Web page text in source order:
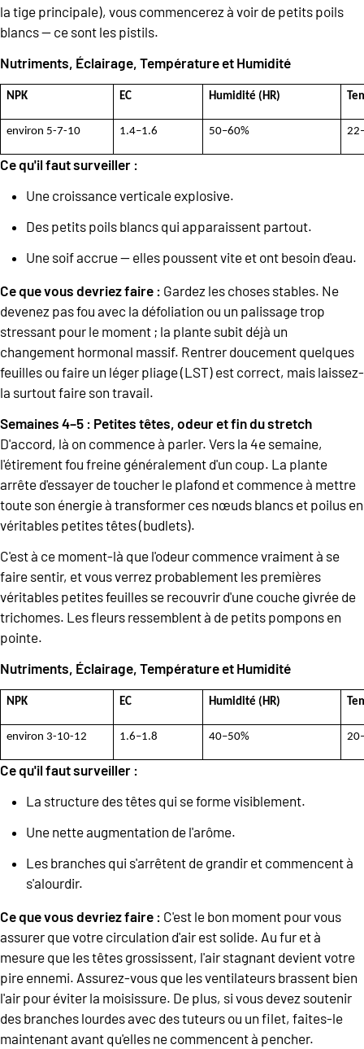
la tige principale), vous commencerez à voir de petits poils
blancs — ce sont les pistils.
Nutriments, Éclairage, Température et Humidité
NPK EC Humidité (HR)
environ 5-7-10 1.4–1.6 50–60%
Ce qu'il faut surveiller :
Une croissance verticale explosive.
Des petits poils blancs qui apparaissent partout.
Une soif accrue — elles poussent vite et ont besoin d'eau.
Ce que vous devriez faire : Gardez les choses stables. Ne
devenez pas fou avec la défoliation ou un palissage trop
stressant pour le moment ; la plante subit déjà un
changement hormonal massif. Rentrer doucement quelques
feuilles ou faire un léger pliage (LST) est correct, mais laissez-
la surtout faire son travail.
Semaines 4–5 : Petites têtes, odeur et fin du stretch
D'accord, là on commence à parler. Vers la 4e semaine,
l'étirement fou freine généralement d'un coup. La plante
arrête d'essayer de toucher le plafond et commence à mettre
toute son énergie à transformer ces nœuds blancs et poilus en
véritables petites têtes (budlets).
C'est à ce moment-là que l'odeur commence vraiment à se
faire sentir, et vous verrez probablement les premières
véritables petites feuilles se recouvrir d'une couche givrée de
trichomes. Les fleurs ressemblent à de petits pompons en
pointe.
Nutriments, Éclairage, Température et Humidité
NPK EC Humidité (HR)
environ 3-10-12 1.6–1.8 40–50%
Ce qu'il faut surveiller :
La structure des têtes qui se forme visiblement.
Une nette augmentation de l'arôme.
Les branches qui s'arrêtent de grandir et commencent à
s'alourdir.
Ce que vous devriez faire : C'est le bon moment pour vous
assurer que votre circulation d'air est solide. Au fur et à
mesure que les têtes grossissent, l'air stagnant devient votre
pire ennemi. Assurez-vous que les ventilateurs brassent bien
l'air pour éviter la moisissure. De plus, si vous devez soutenir
des branches lourdes avec des tuteurs ou un filet, faites-le
maintenant avant qu'elles ne commencent à pencher.